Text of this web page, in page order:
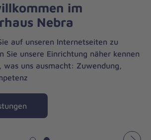
im
Nebra
auf unseren Internetseiten zu
Sie unsere Einrichtung näher kennen
was uns ausmacht: Zuwendung,